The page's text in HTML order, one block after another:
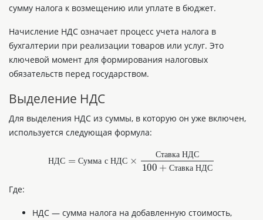
сумму налога к возмещению или уплате в бюджет.
Начисление НДС означает процесс учета налога в
бухгалтерии при реализации товаров или услуг. Это
ключевой момент для формирования налоговых
обязательств перед государством.
Выделение НДС
Для выделения НДС из суммы, в которую он уже включен,
используется следующая формула:
Ст ав ка НД С
НДС =Сумма с НДС ×
Ставка НДС
100+Ставка НДС
Где:
НДС — сумма налога на добавленную стоимость,